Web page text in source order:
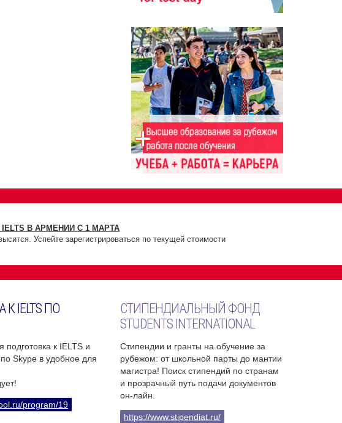
В АРМЕНИИ С 1 МАРТА
Успейте зарегистрироваться по текущей стоимости
IELTS ПО
подготовка к IELTS и
Skype в удобное для
program/19
СТИПЕНДИАЛЬНЫЙ ФОНД
STUDENTS INTERNATIONAL
Стипендии и гранты на обучение за
рубежом: от школьной парты до мантии
магистра! Поиск стипендий по странам
и прозрачный путь подачи документов
он-лайн.
https://www.stipendiat.ru/